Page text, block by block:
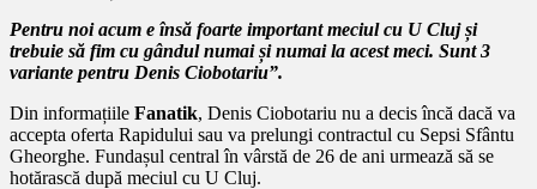
Pentru noi acum e însă foarte important meciul cu U Cluj și
trebuie să fim cu gândul numai și numai la acest meci. Sunt 3
variante pentru Denis Ciobotariu”.
Din informațiile Fanatik, Denis Ciobotariu nu a decis încă dacă va
accepta oferta Rapidului sau va prelungi contractul cu Sepsi Sfântu
Gheorghe. Fundașul central în vârstă de 26 de ani urmează să se
hotărască după meciul cu U Cluj.